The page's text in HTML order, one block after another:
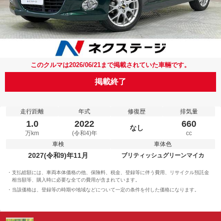
このクルマは2026/06/21まで掲載されていた車輛です。
掲載終了
走行距離
1.0
万km
年式
2022
(令和4)年
修復歴
なし
排気量
660
cc
車検
2027(令和9)年11月
車体色
ブリティッシュグリーンマイカ
支払総額には、車両本体価格の他、保険料、税金、登録等に伴う費用、リサイクル預託金
相当額等、購入時に必要な全ての費用が含まれています。
当該価格は、登録等の時期や地域などについて一定の条件を付した価格になります。